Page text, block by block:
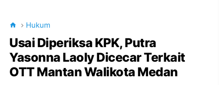
Hukum
Usai Diperiksa KPK, Putra
Yasonna Laoly Dicecar Terkait
OTT Mantan Walikota Medan